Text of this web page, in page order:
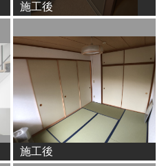
施工後
施工後